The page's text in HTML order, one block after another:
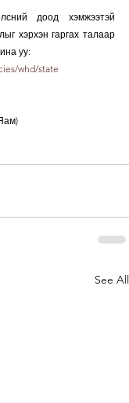
доод хэмжээтэй
хэрхэн гаргах талаар
уу:
whd/state
See All